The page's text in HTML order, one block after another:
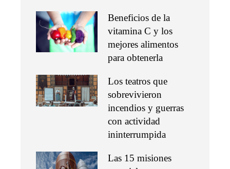
Beneficios de la
vitamina C y los
mejores alimentos
para obtenerla
Los teatros que
sobrevivieron
incendios y guerras
con actividad
ininterrumpida
Las 15 misiones